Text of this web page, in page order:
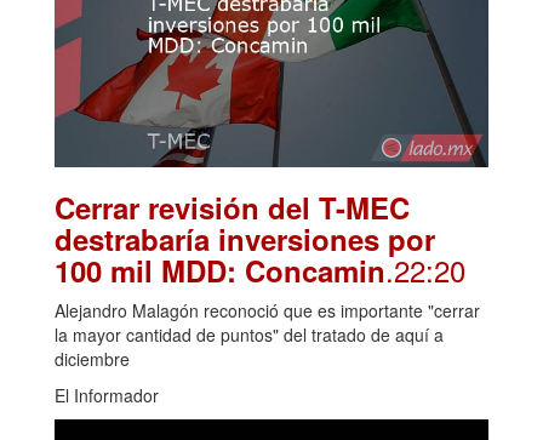
Cerrar revisión del T-MEC
destrabaría inversiones por
100 mil MDD: Concamin.22:20
Alejandro Malagón reconoció que es importante "cerrar
la mayor cantidad de puntos" del tratado de aquí a
diciembre
El Informador